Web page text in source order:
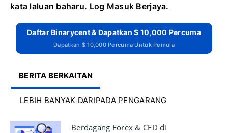
kata laluan baharu. Log Masuk Berjaya.
Daftar Binarycent & Dapatkan $ 10,000 Percuma
Dapatkan $ 10,000 Percuma Untuk Pemula
BERITA BERKAITAN
LEBIH BANYAK DARIPADA PENGARANG
Berdagang Forex & CFD di